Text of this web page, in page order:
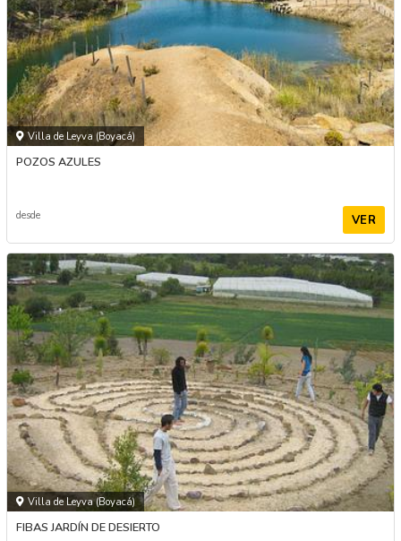
Villa de Leyva (Boyacá)
POZOS AZULES
desde VER
Villa de Leyva (Boyacá)
FIBAS JARDÍN DE DESIERTO